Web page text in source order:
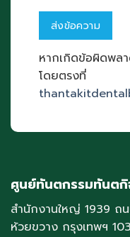
หากเกิดข้อผิดพล
โดยตรงที่
ศูนย์ทันตกรรมทันต
สำนักงานใหญ่ 1939 ถน
ห้วยขวาง กรุงเทพฯ